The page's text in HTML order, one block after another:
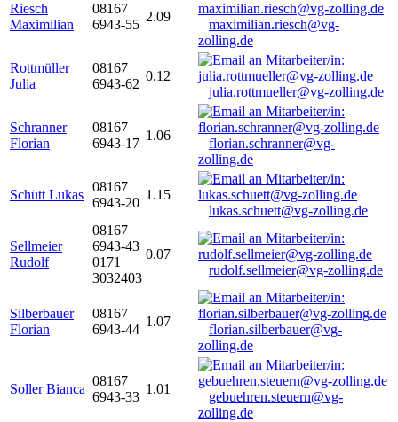
Riesch
Maximilian
08167
6943-55
2.09
maximilian.riesch@vg-
zolling.de
Rottmüller
Julia
08167
6943-62
0.12
julia.rottmueller@vg-zolling.de
Schranner
Florian
08167
6943-17
1.06
florian.schranner@vg-
zolling.de
Schütt Lukas
08167
6943-20
1.15
lukas.schuett@vg-zolling.de
Sellmeier
Rudolf
08167
6943-43
0171
3032403
0.07
rudolf.sellmeier@vg-zolling.de
Silberbauer
Florian
08167
6943-44
1.07
florian.silberbauer@vg-
zolling.de
Soller Bianca
08167
6943-33
1.01
gebuehren.steuern@vg-
zolling.de